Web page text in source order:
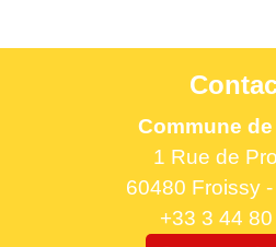
Commune
1 Rue de
60480 Froissy
+33 3 44